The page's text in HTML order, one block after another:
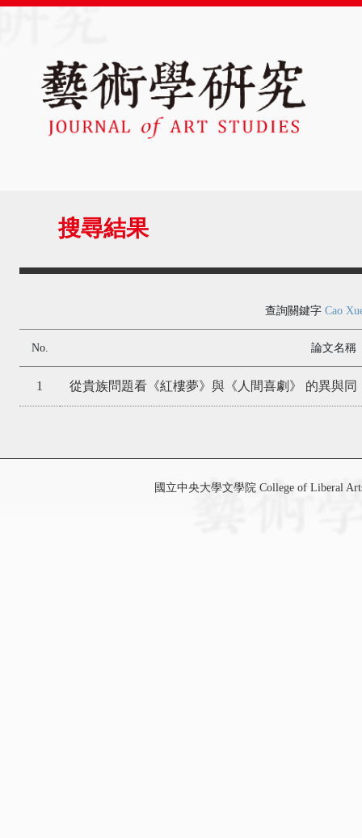
搜尋結果
查詢關鍵字 Cao
No. 論文名稱
1 從貴族問題看《紅樓夢》與《人間喜劇》 的異與同
國立中央大學文學院 College of Liberal